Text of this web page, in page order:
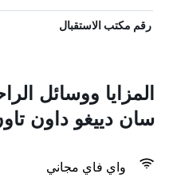
رقم مكتب الاستقبال
المزايا ووسائل
سان دييغو داون
واي فاي مجاني